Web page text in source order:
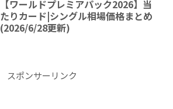
【ワールドプレミアパック2026】当
たりカード|シングル相場価格まとめ
(2026/6/28更新)
スポンサーリンク